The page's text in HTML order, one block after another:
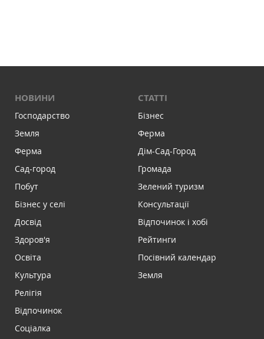
НОВИНИ
Господарство
Земля
Ферма
Сад-город
Побут
Бізнес у селі
Досвід
Здоров'я
Освіта
Культура
Релігія
Відпочинок
Соціалка
СТАТТІ
Бізнес
Ферма
Дім-Сад-Город
Громада
Зелений туризм
Консультації
Відпочинок і хобі
Рейтинги
Посівний календар
Земля